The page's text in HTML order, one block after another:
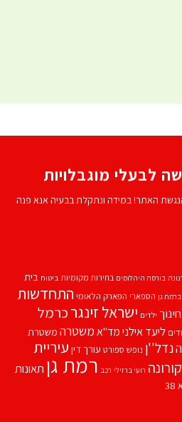
לבעלי מוגבלויות
האתר! במידה ונתקלת בבעיה אנא פנה
בורסת היהלומים בחירות מקומיות ביטוח בית
גן הספארי הפארק הלאומי התחדשות
חינוך ילדים ישראל זינגרכרמל
ליעד אילנימד''אמשטרה משטרת
נדל''ן נופש ספורט עורך דין עיריית
קורונה רועי ברזילי רכב רמת גן תאונות